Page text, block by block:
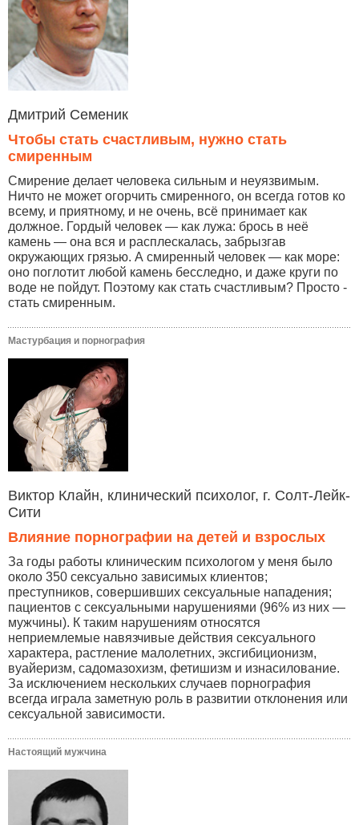
Дмитрий Семеник
Чтобы стать счастливым, нужно стать
смиренным
Смирение делает человека сильным и неуязвимым.
Ничто не может огорчить смиренного, он всегда готов ко
всему, и приятному, и не очень, всё принимает как
должное. Гордый человек — как лужа: брось в неё
камень — она вся и расплескалась, забрызгав
окружающих грязью. А смиренный человек — как море:
оно поглотит любой камень бесследно, и даже круги по
воде не пойдут. Поэтому как стать счастливым? Просто -
стать смиренным.
Мастурбация и порнография
Виктор Клайн, клинический психолог, г. Солт-Лейк-
Сити
Влияние порнографии на детей и взрослых
За годы работы клиническим психологом у меня было
около 350 сексуально зависимых клиентов;
преступников, совершивших сексуальные нападения;
пациентов с сексуальными нарушениями (96% из них —
мужчины). К таким нарушениям относятся
неприемлемые навязчивые действия сексуального
характера, растление малолетних, эксгибиционизм,
вуайеризм, садомазохизм, фетишизм и изнасилование.
За исключением нескольких случаев порнография
всегда играла заметную роль в развитии отклонения или
сексуальной зависимости.
Настоящий мужчина